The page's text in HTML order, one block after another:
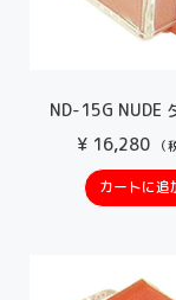
ND-15G NUDE
¥16,280 （
カートに追